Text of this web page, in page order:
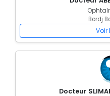
Bordj
Voir
Docteur